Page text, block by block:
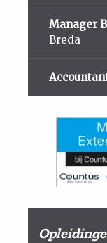
Manager
Breda